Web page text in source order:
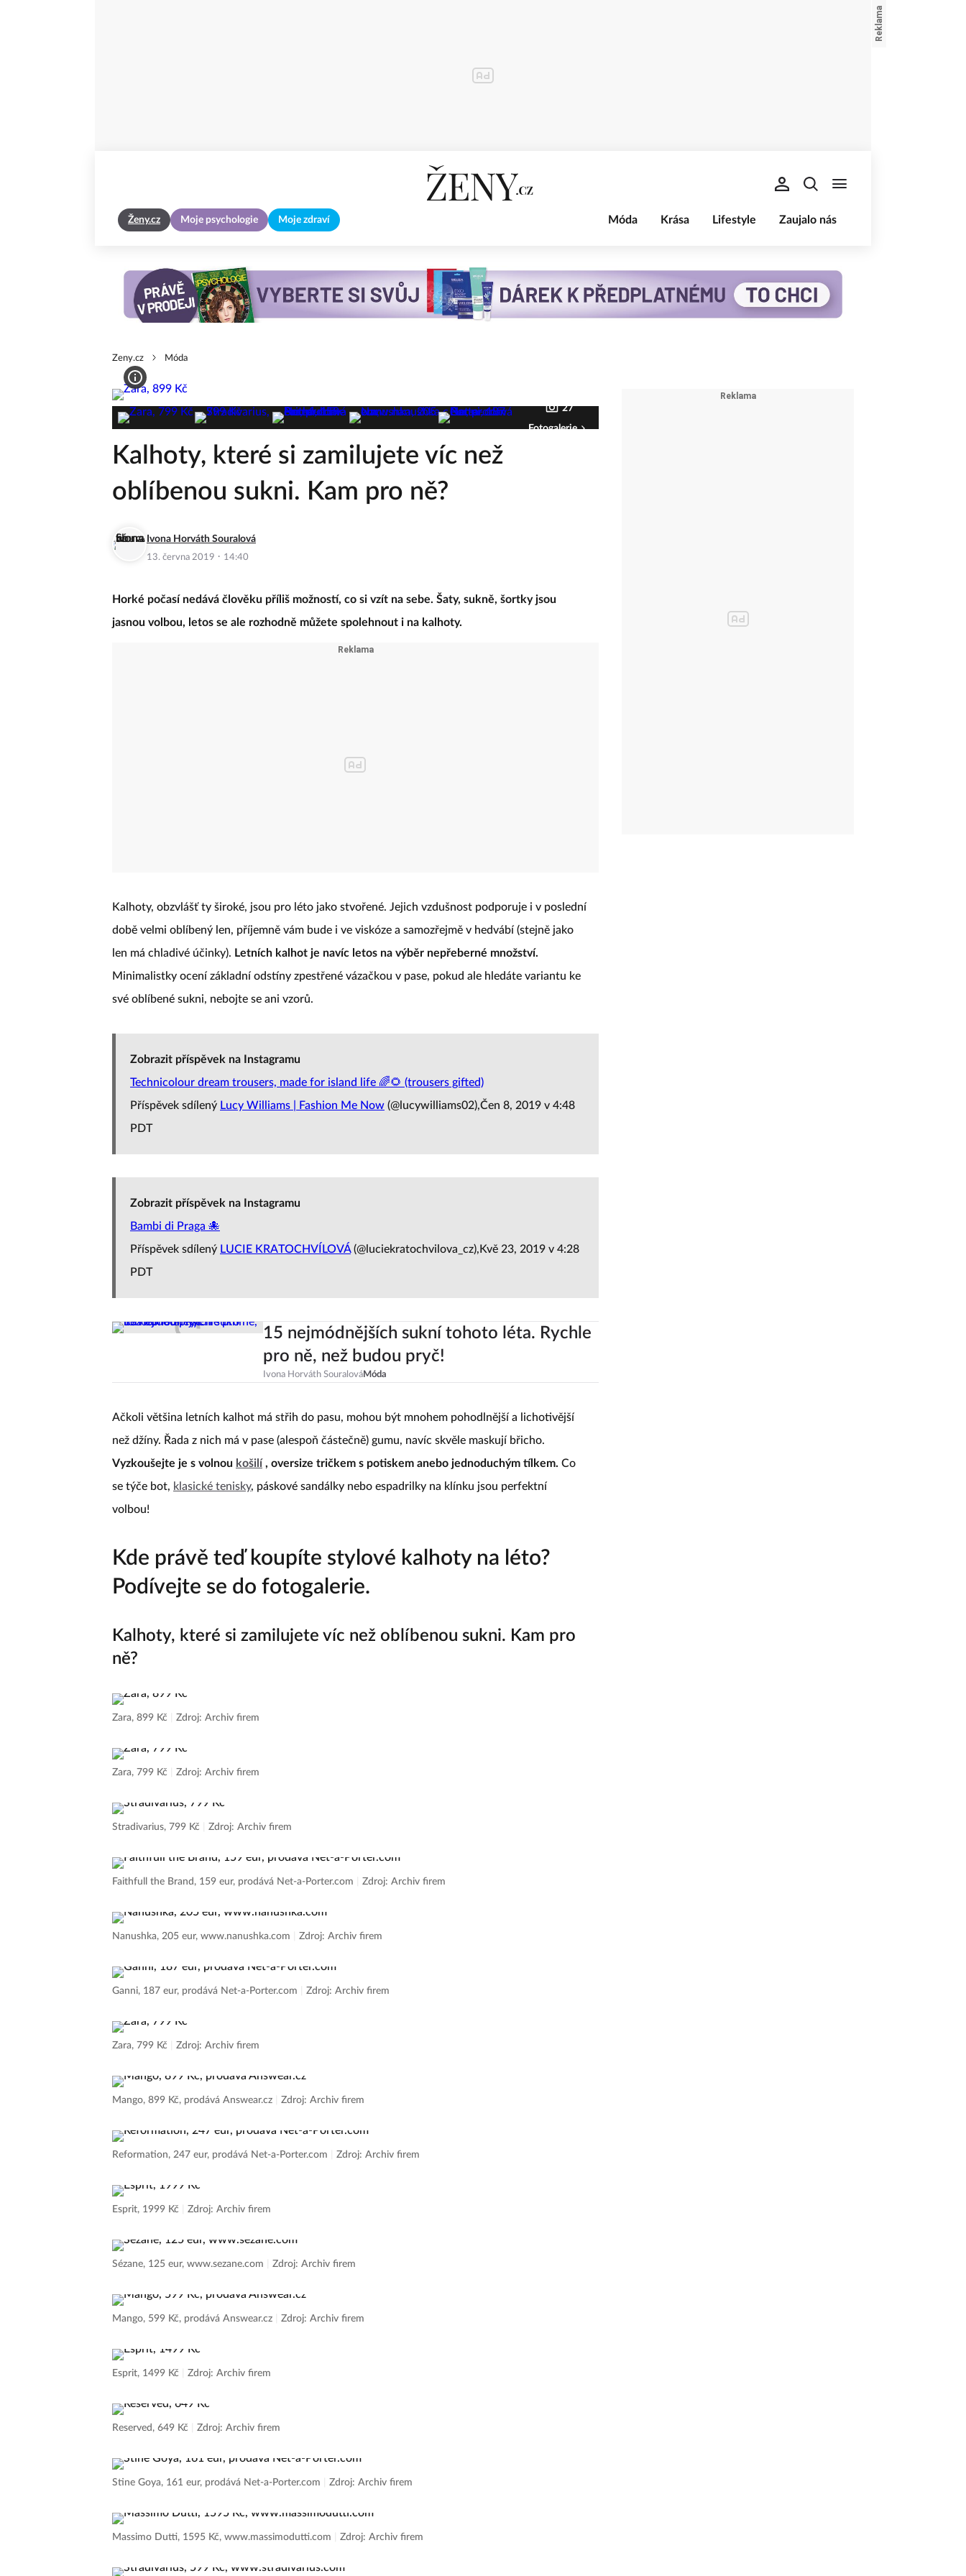
Ženy.cz Moje psychologie Moje zdraví Móda Krása Lifestyle Zaujalo nás
Zeny.cz Móda
27
Fotogalerie
Kalhoty, které si zamilujete víc než
oblíbenou sukni. Kam pro ně?
Ivona Horváth Souralová
13. června 2019 · 14:40
Horké počasí nedává člověku příliš možností, co si vzít na sebe. Šaty, sukně, šortky jsou
jasnou volbou, letos se ale rozhodně můžete spolehnout i na kalhoty.
Kalhoty, obzvlášť ty široké, jsou pro léto jako stvořené. Jejich vzdušnost podporuje i v poslední
době velmi oblíbený len, příjemně vám bude i ve viskóze a samozřejmě v hedvábí (stejně jako
len má chladivé účinky). Letních kalhot je navíc letos na výběr nepřeberné množství.
Minimalistky ocení základní odstíny zpestřené vázačkou v pase, pokud ale hledáte variantu ke
své oblíbené sukni, nebojte se ani vzorů.
Zobrazit příspěvek na Instagramu
Technicolour dream trousers, made for island life 🌈🌻 (trousers gifted)
Příspěvek sdílený Lucy Williams | Fashion Me Now (@lucywilliams02),Čen 8, 2019 v 4:48
PDT
Zobrazit příspěvek na Instagramu
Bambi di Praga 🐙
Příspěvek sdílený LUCIE KRATOCHVÍLOVÁ(@luciekratochvilova_cz),Kvě 23, 2019 v 4:28
PDT
15 nejmódnějších sukní tohoto léta. Rychle
pro ně, než budou pryč!
Ivona Horváth SouralováMóda
Ačkoli většina letních kalhot má střih do pasu, mohou být mnohem pohodlnější a lichotivější
než džíny. Řada z nich má v pase (alespoň částečně) gumu, navíc skvěle maskují břicho.
Vyzkoušejte je s volnou košilí , oversize tričkem s potiskem anebo jednoduchým tílkem. Co
se týče bot, klasické tenisky, páskové sandálky nebo espadrilky na klínku jsou perfektní
volbou!
Kde právě teď koupíte stylové kalhoty na léto?
Podívejte se do fotogalerie.
Kalhoty, které si zamilujete víc než oblíbenou sukni. Kam pro
ně?
Zara, 899 Kč Zdroj: Archiv firem
Zara, 799 Kč Zdroj: Archiv firem
Stradivarius, 799 Kč Zdroj: Archiv firem
Faithfull the Brand, 159 eur, prodává Net-a-Porter.com Zdroj: Archiv firem
Nanushka, 205 eur, www.nanushka.com Zdroj: Archiv firem
Ganni, 187 eur, prodává Net-a-Porter.com Zdroj: Archiv firem
Zara, 799 Kč Zdroj: Archiv firem
Mango, 899 Kč, prodává Answear.cz Zdroj: Archiv firem
Reformation, 247 eur, prodává Net-a-Porter.com Zdroj: Archiv firem
Esprit, 1999 Kč Zdroj: Archiv firem
Sézane, 125 eur, www.sezane.com Zdroj: Archiv firem
Mango, 599 Kč, prodává Answear.cz Zdroj: Archiv firem
Esprit, 1499 Kč Zdroj: Archiv firem
Reserved, 649 Kč Zdroj: Archiv firem
Stine Goya, 161 eur, prodává Net-a-Porter.com Zdroj: Archiv firem
Massimo Dutti, 1595 Kč, www.massimodutti.com Zdroj: Archiv firem